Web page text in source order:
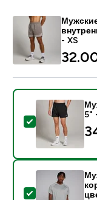
- XS
- Мужские
5"
- Мужская